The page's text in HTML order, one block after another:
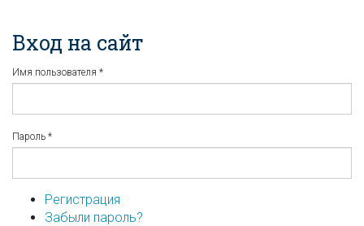
Вход на сайт
Имя пользователя *
Пароль *
Регистрация
Забыли пароль?